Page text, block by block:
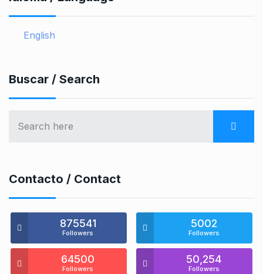
English
Buscar / Search
Contacto / Contact
875541
Followers
5002
Followers
64500
Followers
50,254
Followers